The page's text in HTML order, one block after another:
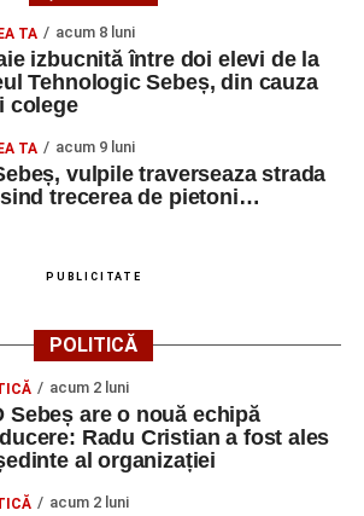
TA acum 8 luni
izbucnită între doi elevi de la
Tehnologic Sebeș, din cauza
colege
TA acum 9 luni
vulpile traverseaza strada
trecerea de pietoni…
PUBLICITATE
POLITICĂ
acum 2 luni
Sebeș are o nouă echipă
Radu Cristian a fost ales
al organizației
acum 2 luni